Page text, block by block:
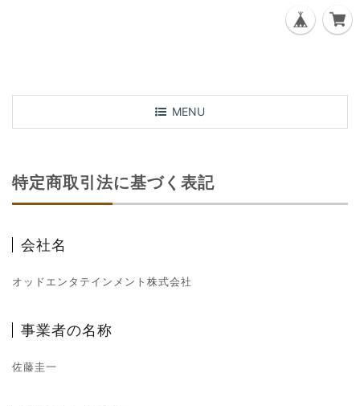
T
o
g
MENU
特定商取引法に基づく表記
会社名
オッドエンタテインメント株式会社
事業者の名称
佐藤圭一